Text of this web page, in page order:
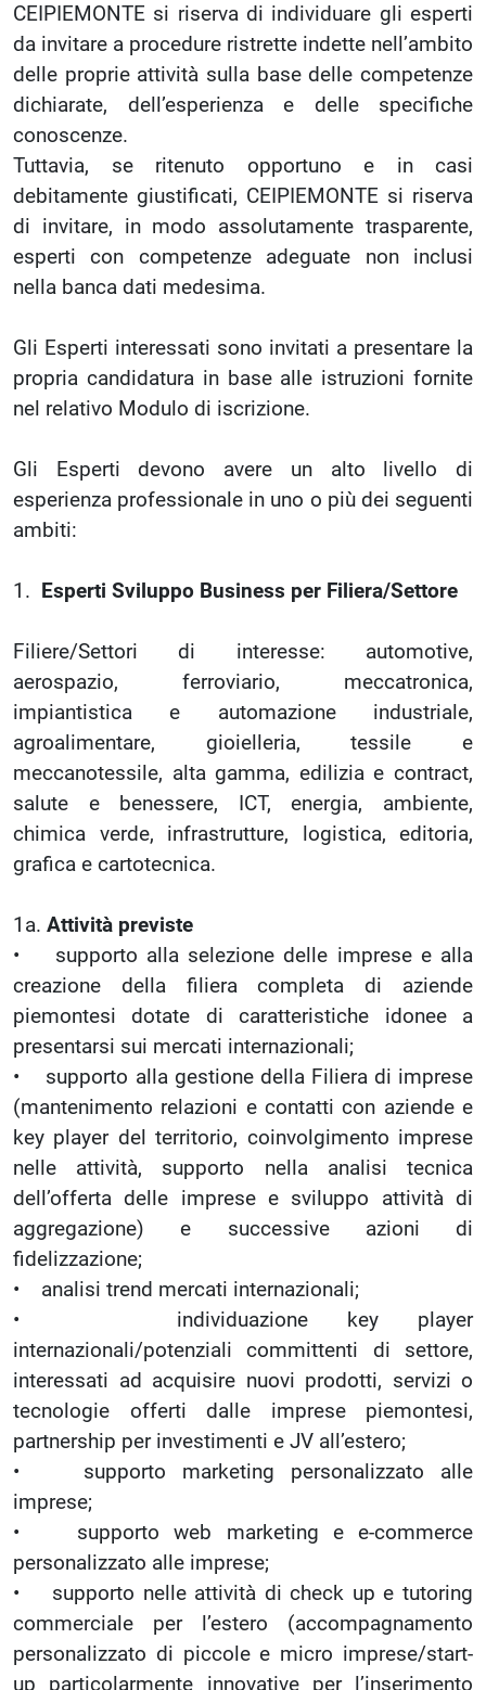
CEIPIEMONTE si riserva di individuare gli esperti
da invitare a procedure ristrette indette nell’ambito
delle proprie attività sulla base delle competenze
dichiarate, dell’esperienza e delle specifiche
conoscenze.
Tuttavia, se ritenuto opportuno e in casi
debitamente giustificati, CEIPIEMONTE si riserva
di invitare, in modo assolutamente trasparente,
esperti con competenze adeguate non inclusi
nella banca dati medesima.
Gli Esperti interessati sono invitati a presentare la
propria candidatura in base alle istruzioni fornite
nel relativo Modulo di iscrizione.
Gli Esperti devono avere un alto livello di
esperienza professionale in uno o più dei seguenti
ambiti:
1. Esperti Sviluppo Business per Filiera/Settore
Filiere/Settori di interesse: automotive,
aerospazio, ferroviario, meccatronica,
impiantistica e automazione industriale,
agroalimentare, gioielleria, tessile e
meccanotessile, alta gamma, edilizia e contract,
salute e benessere, ICT, energia, ambiente,
chimica verde, infrastrutture, logistica, editoria,
grafica e cartotecnica.
1a. Attività previste
• supporto alla selezione delle imprese e alla
creazione della filiera completa di aziende
piemontesi dotate di caratteristiche idonee a
presentarsi sui mercati internazionali;
• supporto alla gestione della Filiera di imprese
(mantenimento relazioni e contatti con aziende e
key player del territorio, coinvolgimento imprese
nelle attività, supporto nella analisi tecnica
dell’offerta delle imprese e sviluppo attività di
aggregazione) e successive azioni di
fidelizzazione;
• analisi trend mercati internazionali;
• individuazione key player
internazionali/potenziali committenti di settore,
interessati ad acquisire nuovi prodotti, servizi o
tecnologie offerti dalle imprese piemontesi,
partnership per investimenti e JV all’estero;
• supporto marketing personalizzato alle
imprese;
• supporto web marketing e e-commerce
personalizzato alle imprese;
• supporto nelle attività di check up e tutoring
commerciale per l’estero (accompagnamento
personalizzato di piccole e micro imprese/start-
up particolarmente innovative per l’inserimento